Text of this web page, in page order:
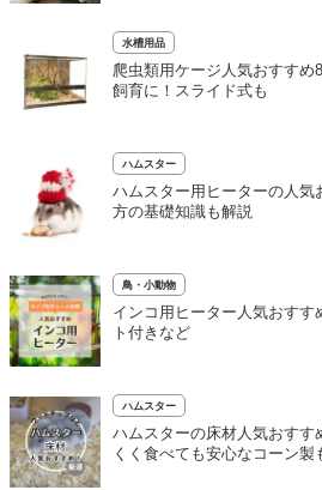
水槽用品
爬虫類用ケージ人気おすす
飼育に！スライド式も
ハムスター
ハムスター用ヒーターの人気
方の基礎知識も解説
鳥・小動物
インコ用ヒーター人気おすす
ト付きなど
ハムスター
ハムスターの床材人気おすす
くく食べても安心なコーン製